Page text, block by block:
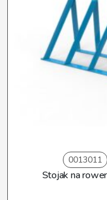
0013011
Stojak na